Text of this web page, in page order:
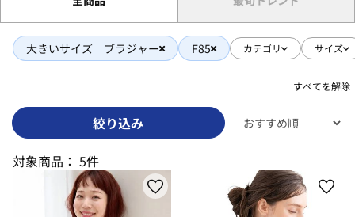
大きいサイズ ブラジャー F85 カテゴリ サイズ
すべてを解除
絞り込み
対象商品： 5件